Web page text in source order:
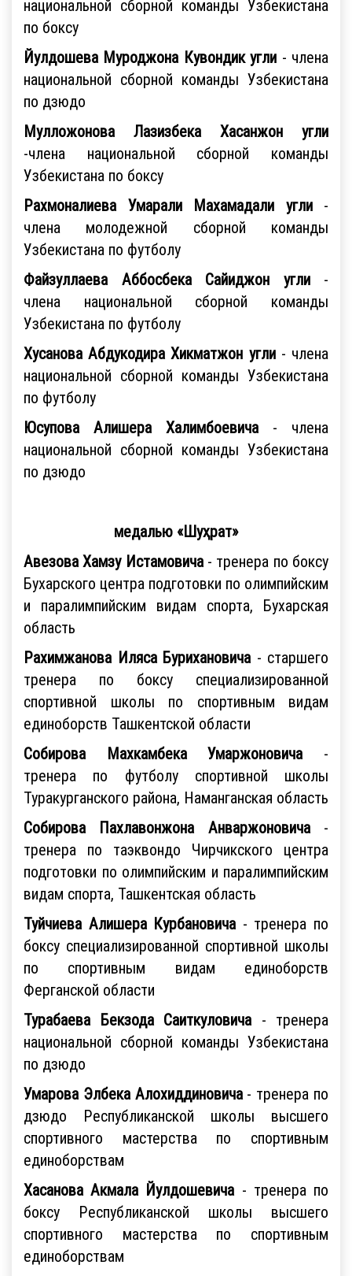
национальной сборной команды Узбекистана
по боксу
Йулдошева Муроджона Кувондик угли - члена
национальной сборной команды Узбекистана
по дзюдо
Мулложонова Лазизбека Хасанжон угли
-члена национальной сборной команды
Узбекистана по боксу
Рахмоналиева Умарали Махамадали угли-
члена молодежной сборной команды
Узбекистана по футболу
Файзуллаева Аббосбека Сайиджон угли-
члена национальной сборной команды
Узбекистана по футболу
Хусанова Абдукодира Хикматжон угли- члена
национальной сборной команды Узбекистана
по футболу
Юсупова Алишера Халимбоевича- члена
национальной сборной команды Узбекистана
по дзюдо
медалью «Шуҳрат»
Авезова Хамзу Истамовича- тренера по боксу
Бухарского центра подготовки по олимпийским
и паралимпийским видам спорта, Бухарская
область
Рахимжанова Иляса Бурихановича- старшего
тренера по боксу специализированной
спортивной школы по спортивным видам
единоборств Ташкентской области
Собирова Махкамбека Умаржоновича-
тренера по футболу спортивной школы
Туракурганского района, Наманганская область
Собирова Пахлавонжона Анваржоновича-
тренера по таэквондо Чирчикского центра
подготовки по олимпийским и паралимпийским
видам спорта, Ташкентская область
Туйчиева Алишера Курбановича- тренера по
боксу специализированной спортивной школы
по спортивным видам единоборств
Ферганской области
Турабаева Бекзода Саиткуловича- тренера
национальной сборной команды Узбекистана
по дзюдо
Умарова Элбека Алохиддиновича- тренера по
дзюдо Республиканской школы высшего
спортивного мастерства по спортивным
единоборствам
Хасанова Акмала Йулдошевича- тренера по
боксу Республиканской школы высшего
спортивного мастерства по спортивным
единоборствам